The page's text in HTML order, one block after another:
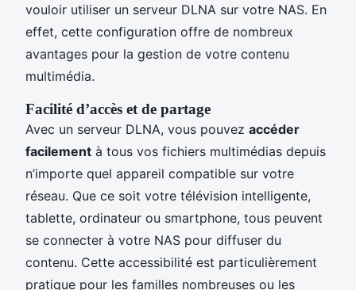
vouloir utiliser un serveur DLNA sur votre NAS. En
effet, cette configuration offre de nombreux
avantages pour la gestion de votre contenu
multimédia.
Facilité d’accès et de partage
Avec un serveur DLNA, vous pouvez accéder
facilement à tous vos fichiers multimédias depuis
n’importe quel appareil compatible sur votre
réseau. Que ce soit votre télévision intelligente,
tablette, ordinateur ou smartphone, tous peuvent
se connecter à votre NAS pour diffuser du
contenu. Cette accessibilité est particulièrement
pratique pour les familles nombreuses ou les